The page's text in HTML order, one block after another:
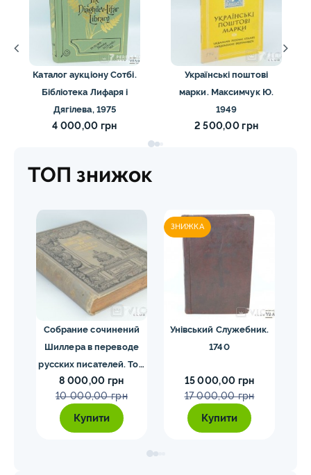
Каталог аукціону Сотбі.
Бібліотека Лифаря і
Дягілева, 1975
4 000,00 грн
Українські поштові
марки. Максимчук Ю.
1949
2 500,00 грн
ТОП знижок
Собрание сочинений
Шиллера в переводе
русских писателей. Том
1-4. Шиллер 1901-1902
гг.
8 000,00 грн
10 000,00 грн
Купити
ЗНИЖКА
Унівський Служебник.
1740
15 000,00 грн
17 000,00 грн
Купити